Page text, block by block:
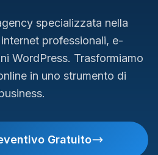
specializzata nella
professionali, e-
WordPress. Trasformiamo
in uno strumento di
Gratuito